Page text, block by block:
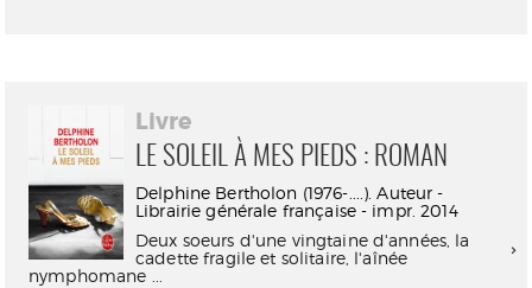
Livre
LE SOLEIL À MES PIEDS : ROMAN
Delphine Bertholon (1976-....). Auteur -
Librairie générale française - impr. 2014
Deux soeurs d'une vingtaine d'années, la
cadette fragile et solitaire, l'aînée
nymphomane ...